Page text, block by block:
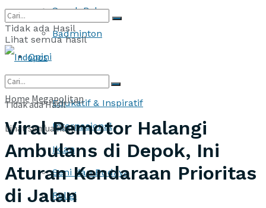
Sepak Bola
Badminton
Opini
Edukatif & Inspiratif
Internasional
Iklan
Seni dan Budaya
Religi
Tidak ada Hasil
Lihat semua hasil
Tidak ada Hasil
Lihat semua hasil
Home Megapolitan
Viral Pemotor Halangi
Ambulans di Depok, Ini
Aturan Kendaraan Prioritas
di Jalan